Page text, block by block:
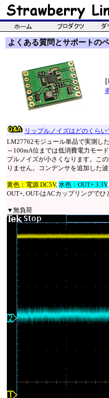
よくある質問とサポートのペ
リップルノイズはどのくらい
LM27762モジュール単品で実測した
～100mA位までは低消費電力モー
プルノイズが小さくなります。こ
りません。コンデンサを追加した
黄色：電源 DC5V, 水色：OUT+ 3.3V,
OUT+, OUT-はACカップリングでひ
▼無負荷